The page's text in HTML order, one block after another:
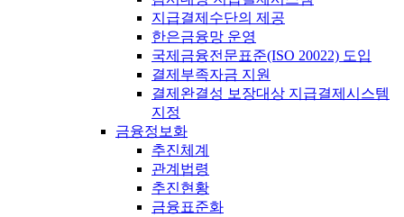
지급결제수단의 제공
한은금융망 운영
국제금융전문표준(ISO 20022) 도입
결제부족자금 지원
결제완결성 보장대상 지급결제시스템
지정
금융정보화
추진체계
관계법령
추진현황
금융표준화